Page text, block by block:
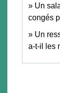
Un
congés
Un
a-t-il les